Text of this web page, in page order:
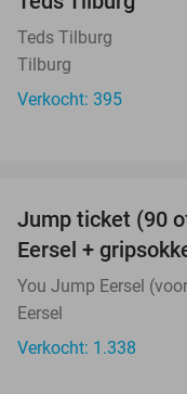
Teds Tilburg
Tilburg
Verkocht: 395
Jump ticket (90
Eersel +
You Jump Eersel
Eersel
Verkocht: 1.338